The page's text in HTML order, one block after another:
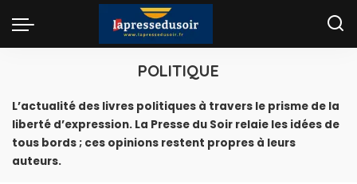
POLITIQUE
L’actualité des livres politiques à travers le prisme de la
liberté d’expression. La Presse du Soir relaie les idées de
tous bords ; ces opinions restent propres à leurs
auteurs.